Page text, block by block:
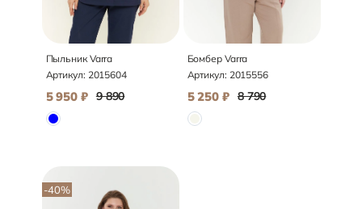
Пыльник Varra
Артикул: 2015604
5 950 ₽ 9 890
Бомбер Varra
Артикул: 2015556
5 250 ₽ 8 790
-40%